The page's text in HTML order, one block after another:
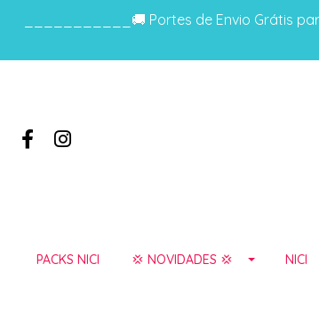
___________🚚 Portes de Envio Grátis
PACKS NICI 💢 NOVIDADES 💢 NICI